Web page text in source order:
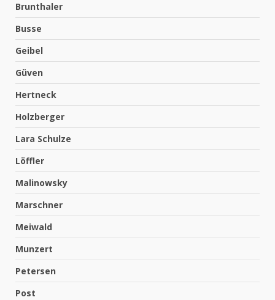
Brunthaler
Busse
Geibel
Güven
Hertneck
Holzberger
Lara Schulze
Löffler
Malinowsky
Marschner
Meiwald
Munzert
Petersen
Post